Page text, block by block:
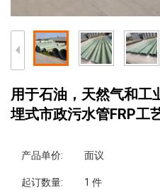
用于石油，天然气和工
埋式市政污水管FRP工
产品单价: 面议
起订数量: 1 件